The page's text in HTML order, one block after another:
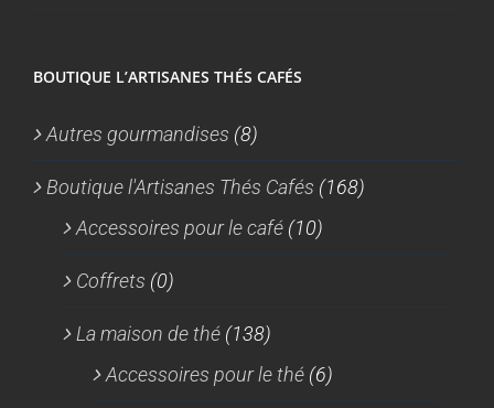
BOUTIQUE L’ARTISANES THÉS CAFÉS
Autres gourmandises (8)
Boutique l'Artisanes Thés Cafés (168)
Accessoires pour le café (10)
Coffrets (0)
La maison de thé (138)
Accessoires pour le thé (6)